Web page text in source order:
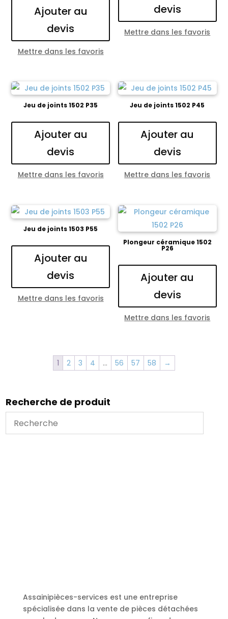
Ajouter au
devis
Mettre dans les favoris
devis
Mettre dans les favoris
Jeu de joints 1502 P35
Ajouter au
devis
Mettre dans les favoris
Jeu de joints 1502 P45
Ajouter au
devis
Mettre dans les favoris
Jeu de joints 1503 P55
Ajouter au
devis
Mettre dans les favoris
Plongeur céramique 1502
P26
Ajouter au
devis
Mettre dans les favoris
1 2 3 4 … 56 57 58 →
Recherche de produit
Assainipièces-services est une entreprise
spécialisée dans la vente de pièces détachées